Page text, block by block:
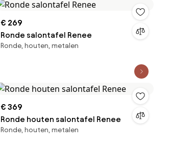
€ 269
Ronde salontafel Renee
Ronde, houten, metalen
€ 369
Ronde houten salontafel Renee
Ronde, houten, metalen